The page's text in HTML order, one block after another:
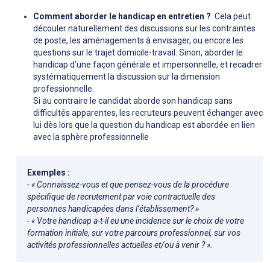
Comment aborder le handicap en entretien ? Cela peut
découler naturellement des discussions sur les contraintes
de poste, les aménagements à envisager, ou encore les
questions sur le trajet domicile-travail. Sinon, aborder le
handicap d’une façon générale et impersonnelle, et recadrer
systématiquement la discussion sur la dimension
professionnelle.
Si au contraire le candidat aborde son handicap sans
difficultés apparentes, les recruteurs peuvent échanger avec
lui dès lors que la question du handicap est abordée en lien
avec la sphère professionnelle
Exemples :
- « Connaissez-vous et que pensez-vous de la procédure
spécifique de recrutement par voie contractuelle des
personnes handicapées dans l’établissement? »
- « Votre handicap a-t-il eu une incidence sur le choix de votre
formation initiale, sur votre parcours professionnel, sur vos
activités professionnelles actuelles et/ou à venir ? ».